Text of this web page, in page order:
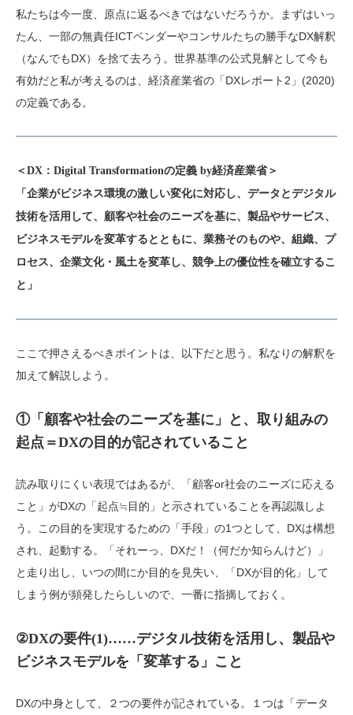
私たちは今一度、原点に返るべきではないだろうか。まずはいっ
たん、一部の無責任ICTベンダーやコンサルたちの勝手なDX解釈
（なんでもDX）を捨て去ろう。世界基準の公式見解として今も
有効だと私が考えるのは、経済産業省の「DXレポート2」(2020)
の定義である。
＜DX：Digital Transformationの定義 by経済産業省＞
「企業がビジネス環境の激しい変化に対応し、データとデジタル
技術を活用して、顧客や社会のニーズを基に、製品やサービス、
ビジネスモデルを変革するとともに、業務そのものや、組織、プ
ロセス、企業文化・風土を変革し、競争上の優位性を確立するこ
と」
ここで押さえるべきポイントは、以下だと思う。私なりの解釈を
加えて解説しよう。
①「顧客や社会のニーズを基に」と、取り組みの
起点＝DXの目的が記されていること
読み取りにくい表現ではあるが、「顧客or社会のニーズに応える
こと」がDXの「起点≒目的」と示されていることを再認識しよ
う。この目的を実現するための「手段」の1つとして、DXは構想
され、起動する。「それーっ、DXだ！（何だか知らんけど）」
と走り出し、いつの間にか目的を見失い、「DXが目的化」して
しまう例が頻発したらしいので、一番に指摘しておく。
②DXの要件(1)……デジタル技術を活用し、製品や
ビジネスモデルを「変革する」こと
DXの中身として、２つの要件が記されている。１つは「データ